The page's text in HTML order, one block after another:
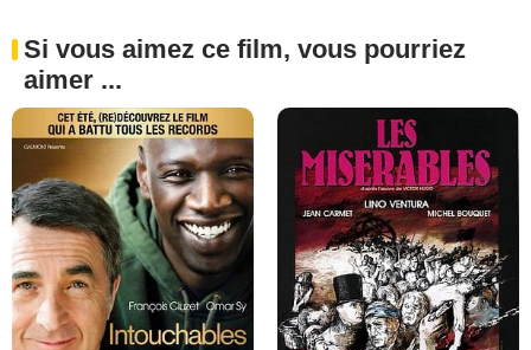
Si vous aimez ce film, vous pourriez
aimer ...